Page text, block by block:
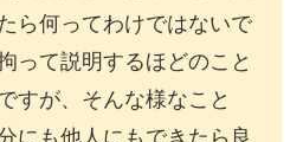
ら何ってわけではないで
って説明するほどのこと
すが、そんな様なこと